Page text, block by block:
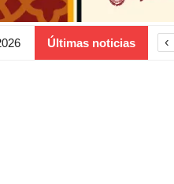
Últimas noticias ‹